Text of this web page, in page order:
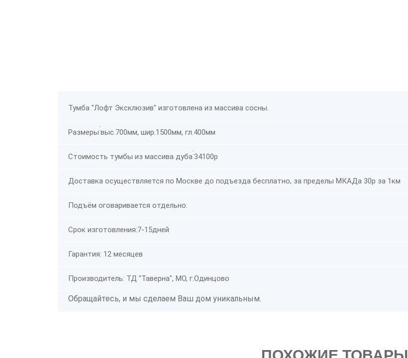
Тумба "Лофт Эксклюзив" изготовлена из массива сосны.
Размеры:выс.700мм, шир.1500мм, гл.400мм
Стоимость тумбы из массива дуба:34100р
Доставка осуществляется по Москве до подъезда бесплатно, за пределы МКАДа 30р за 1км
Подъём оговаривается отдельно.
Срок изготовления:7-15дней
Гарантия: 12 месяцев
Производитель: ТД "Таверна", МО, г.Одинцово
Обращайтесь, и мы сделаем Ваш дом уникальным.